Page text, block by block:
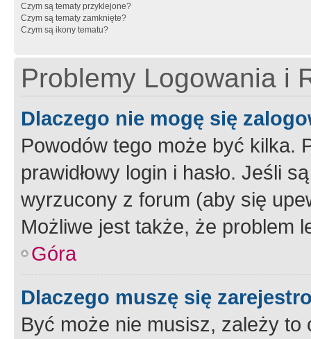
Czym są tematy przyklejone?
Czym są tematy zamknięte?
Czym są ikony tematu?
Problemy Logowania i
Dlaczego nie mogę się
Powodów tego może być kilka.
prawidłowy login i hasło. Jeśli
wyrzucony z forum (aby się
Możliwe jest także, że problem
Góra
Dlaczego muszę się
Być może nie musisz, zależy